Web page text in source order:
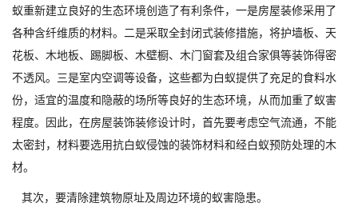
蚁重新建立良好的生态环境创造了有利条件，一是房屋装修采用了
各种含纤维质的材料。二是采取全封闭式装修措施，将护墙板、天
花板、木地板、踢脚板、木壁橱、木门窗套及组合家俱等装饰得密
不透风。三是室内空调等设备，这些都为白蚁提供了充足的食料水
份，适宜的温度和隐蔽的场所等良好的生态环境，从而加重了蚁害
程度。因此，在房屋装饰装修设计时，首先要考虑空气流通，不能
太密封，材料要选用抗白蚁侵蚀的装饰材料和经白蚁预防处理的木
材。
其次，要清除建筑物原址及周边环境的蚁害隐患。